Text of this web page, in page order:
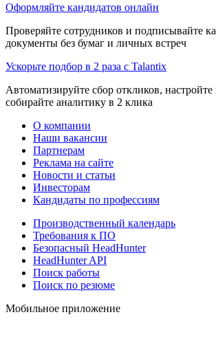
Оформляйте кандидатов онлайн
Проверяйте сотрудников и подписывайте
документы без бумаг и личных встреч
Ускорьте подбор в 2 раза с Talantix
Автоматизируйте сбор откликов, настройте
собирайте аналитику в 2 клика
О компании
Наши вакансии
Партнерам
Реклама на сайте
Новости и статьи
Инвесторам
Кандидаты по профессиям
Производственный календарь
Требования к ПО
Безопасный HeadHunter
HeadHunter API
Поиск работы
Поиск по резюме
Мобильное приложение